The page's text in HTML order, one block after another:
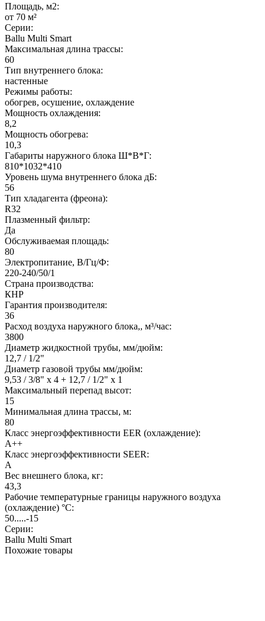
Площадь, м2:
от 70 м²
Серии:
Ballu Multi Smart
Максимальная длина трассы:
60
Тип внутреннего блока:
настенные
Режимы работы:
обогрев, осушение, охлаждение
Мощность охлаждения:
8,2
Мощность обогрева:
10,3
Габариты наружного блока Ш*В*Г:
810*1032*410
Уровень шума внутреннего блока дБ:
56
Тип хладагента (фреона):
R32
Плазменный фильтр:
Да
Обслуживаемая площадь:
80
Электропитание, В/Гц/Ф:
220-240/50/1
Страна производства:
КНР
Гарантия производителя:
36
Расход воздуха наружного блока,, м³/час:
3800
Диаметр жидкостной трубы, мм/дюйм:
12,7 / 1/2"
Диаметр газовой трубы мм/дюйм:
9,53 / 3/8" x 4 + 12,7 / 1/2" x 1
Максимальный перепад высот:
15
Минимальная длина трассы, м:
80
Класс энергоэффективности EER (охлаждение):
A++
Класс энергоэффективности SEER:
A
Вес внешнего блока, кг:
43,3
Рабочие температурные границы наружного воздуха
(охлаждение) °C:
50.....-15
Серии:
Ballu Multi Smart
Похожие товары